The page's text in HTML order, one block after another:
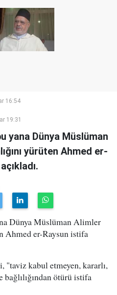
16:54
19:31
yana Dünya Müslüman
yürüten Ahmed er-
Dünya Müslüman Alimler
Ahmed er-Raysun istifa
"taviz kabul etmeyen, kararlı,
ötürü istifa